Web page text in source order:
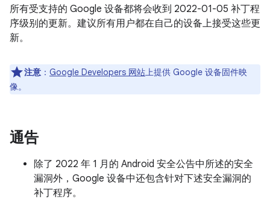
所有受支持的 Google 设备都将会收到 2022-01-05 补丁程
序级别的更新。建议所有用户都在自己的设备上接受这些更
新。
注意 ： Google Developers 网站上提供 Google 设备固件映
像。
通告
除了 2022 年 1 月的 Android 安全公告中所述的安全
漏洞外，Google 设备中还包含针对下述安全漏洞的
补丁程序。